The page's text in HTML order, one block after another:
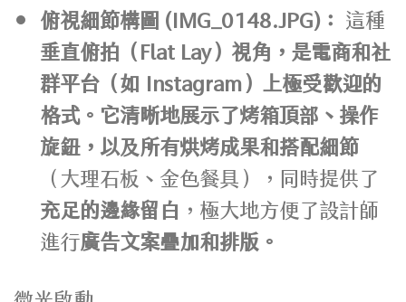
俯視細節構圖 (IMG_0148.JPG)： 這種
垂直俯拍（Flat Lay）視角，是電商和社
群平台（如 Instagram）上極受歡迎的
格式。它清晰地展示了烤箱頂部、操作
旋鈕，以及所有烘烤成果和搭配細節
（大理石板、金色餐具），同時提供了
充足的邊緣留白 ，極大地方便了設計師
進行廣告文案疊加和排版。